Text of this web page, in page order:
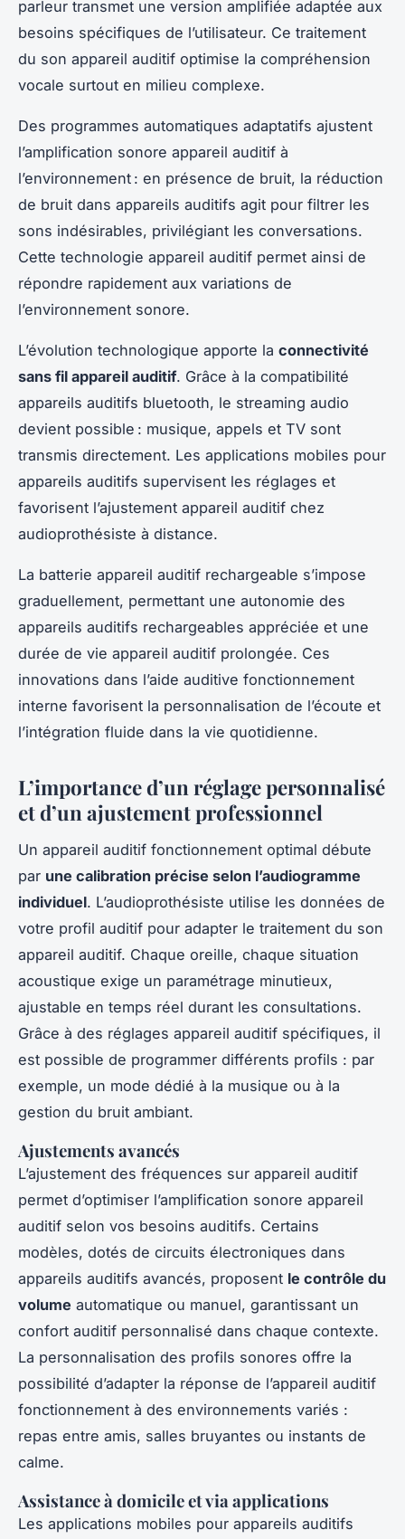
parleur transmet une version amplifiée adaptée aux
besoins spécifiques de l’utilisateur. Ce traitement
du son appareil auditif optimise la compréhension
vocale surtout en milieu complexe.
Des programmes automatiques adaptatifs ajustent
l’amplification sonore appareil auditif à
l’environnement : en présence de bruit, la réduction
de bruit dans appareils auditifs agit pour filtrer les
sons indésirables, privilégiant les conversations.
Cette technologie appareil auditif permet ainsi de
répondre rapidement aux variations de
l’environnement sonore.
L’évolution technologique apporte la connectivité
sans fil appareil auditif. Grâce à la compatibilité
appareils auditifs bluetooth, le streaming audio
devient possible : musique, appels et TV sont
transmis directement. Les applications mobiles pour
appareils auditifs supervisent les réglages et
favorisent l’ajustement appareil auditif chez
audioprothésiste à distance.
La batterie appareil auditif rechargeable s’impose
graduellement, permettant une autonomie des
appareils auditifs rechargeables appréciée et une
durée de vie appareil auditif prolongée. Ces
innovations dans l’aide auditive fonctionnement
interne favorisent la personnalisation de l’écoute et
l’intégration fluide dans la vie quotidienne.
L’importance d’un réglage personnalisé
et d’un ajustement professionnel
Un appareil auditif fonctionnement optimal débute
par une calibration précise selon l’audiogramme
individuel. L’audioprothésiste utilise les données de
votre profil auditif pour adapter le traitement du son
appareil auditif. Chaque oreille, chaque situation
acoustique exige un paramétrage minutieux,
ajustable en temps réel durant les consultations.
Grâce à des réglages appareil auditif spécifiques, il
est possible de programmer différents profils : par
exemple, un mode dédié à la musique ou à la
gestion du bruit ambiant.
Ajustements avancés
L’ajustement des fréquences sur appareil auditif
permet d’optimiser l’amplification sonore appareil
auditif selon vos besoins auditifs. Certains
modèles, dotés de circuits électroniques dans
appareils auditifs avancés, proposent le contrôle du
volume automatique ou manuel, garantissant un
confort auditif personnalisé dans chaque contexte.
La personnalisation des profils sonores offre la
possibilité d’adapter la réponse de l’appareil auditif
fonctionnement à des environnements variés :
repas entre amis, salles bruyantes ou instants de
calme.
Assistance à domicile et via applications
Les applications mobiles pour appareils auditifs